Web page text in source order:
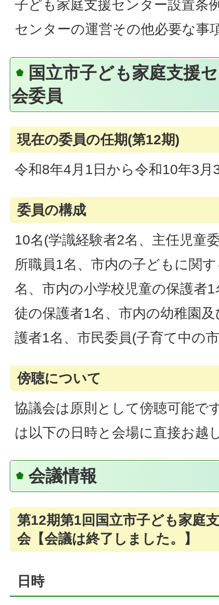
子ども家庭支援センター設置条
センターの運営その他必要な事
国立市子ども家庭支援
会委員
現在の委員の任期(第12期)
令和8年4月1日から令和10年3月
委員の構成
10名(学識経験者2名、主任児童
所職員1名、市内の子どもに関
名、市内の小学校児童の保護者
徒の保護者1名、市内の幼稚園
護者1名、市民委員(子育て中の
傍聴について
協議会は原則として傍聴可能で
は以下の日時と会場に直接お越
会議情報
第12期第1回国立市子ども家庭
会【会議は終了しました。】
日時